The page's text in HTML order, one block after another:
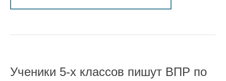
Ученики 5-х классов пишут ВПР по